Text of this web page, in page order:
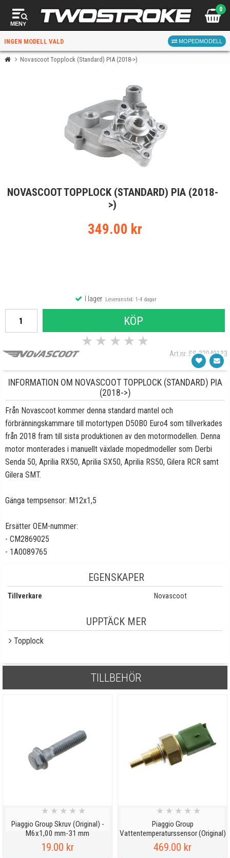
MENY
0
INGEN MODELL VALD MOPEDMODELL
FÖR RÄTT DELAR
När du valt kommer butiken visa delar för vald moped
och universella produkter.
Novascoot Topplock (Standard) PIA (2018->)
NOVASCOOT TOPPLOCK (STANDARD) PIA (2018-
>)
349.00 kr
I lagerLeveranstid: 1-4 dagar
KÖP
★ ★ ★ ★ ★
Art.nr. SS-22040133
INFORMATION OM NOVASCOOT TOPPLOCK (STANDARD) PIA
(2018->)
Från Novascoot kommer denna standard mantel och
förbränningskammare till motortypen D50B0 Euro4 som tillverkades
från 2018 fram till sista produktionen av den motormodellen. Denna
motor monterades i manuellt växlade mopedmodeller som Derbi
Senda 50, Aprilia RX50, Aprilia SX50, Aprilia RS50, Gilera RCR samt
Gilera SMT.
Gänga tempsensor: M12x1,5
Ersätter OEM-nummer:
- CM2869025
- 1A0089765
EGENSKAPER
Tillverkare Novascoot
UPPTÄCK MER
Topplock
TILLBEHÖR
Piaggio Group Skruv (Original) -
M6x1,00 mm-31 mm
★ ★ ★ ★ ★
19.00 kr
Piaggio Group
Vattentemperaturssensor (Original)
★ ★ ★ ★ ★
469.00 kr